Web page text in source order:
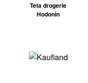
Teta drogerie
Hodonín